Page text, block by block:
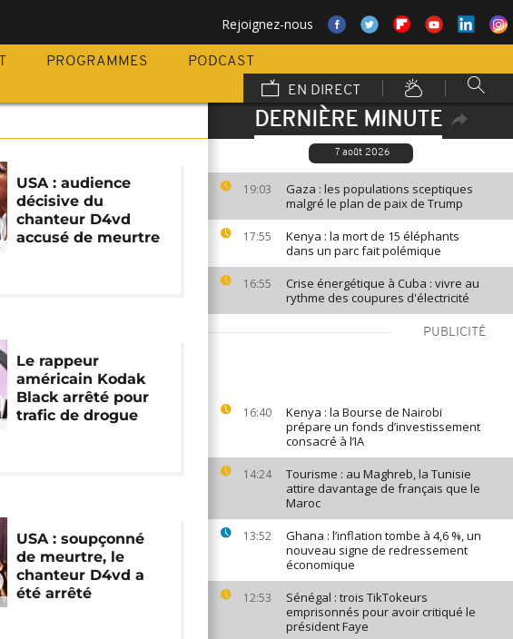
Rejoignez-nous
PROGRAMMES
PODCAST
EN DIRECT
DERNIÈRE MINUTE
7 août 2026
19:03
Gaza : les populations sceptiques
malgré le plan de paix de Trump
17:55
Kenya : la mort de 15 éléphants
dans un parc fait polémique
16:55
Crise énergétique à Cuba : vivre au
rythme des coupures d'électricité
PUBLICITÉ
16:40
Kenya : la Bourse de Nairobi
prépare un fonds d’investissement
consacré à l’IA
14:24
Tourisme : au Maghreb, la Tunisie
attire davantage de français que le
Maroc
13:52
Ghana : l’inflation tombe à 4,6 %, un
nouveau signe de redressement
économique
12:53
Sénégal : trois TikTokeurs
emprisonnés pour avoir critiqué le
président Faye
USA : audience
décisive du
chanteur D4vd
accusé de meurtre
Le rappeur
américain Kodak
Black arrêté pour
trafic de drogue
USA : soupçonné
de meurtre, le
chanteur D4vd a
été arrêté